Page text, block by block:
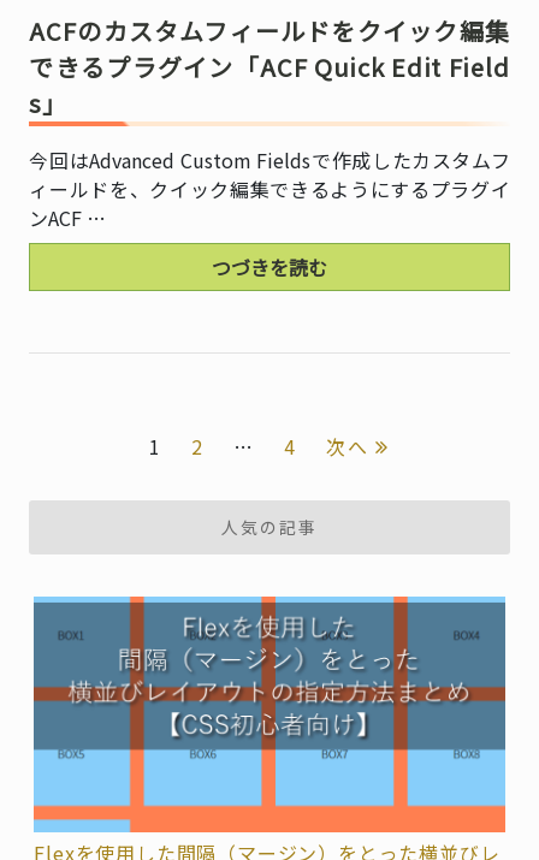
ACFのカスタムフィールドをクイック編集
できるプラグイン「ACF Quick Edit Field
s」
今回はAdvanced Custom Fieldsで作成したカスタムフ
ィールドを、クイック編集できるようにするプラグイ
ンACF …
つづきを読む
稿
ナ
ビ
ゲ
ー
1 2 … 4 次へ
人気の記事
Flexを使用した間隔（マージン）をとった横並びレ